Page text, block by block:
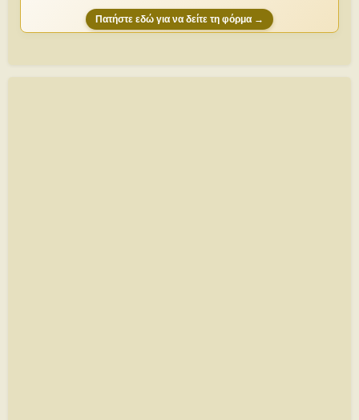
Πατήστε εδώ για να δείτε τη φόρμα →